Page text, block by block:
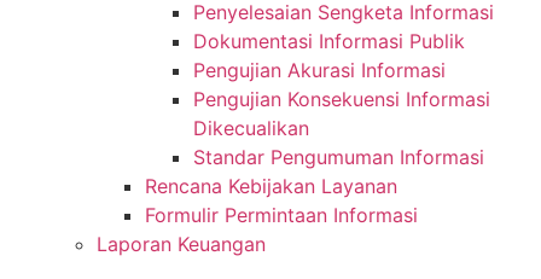
Penyelesaian Sengketa Informasi
Dokumentasi Informasi Publik
Pengujian Akurasi Informasi
Pengujian Konsekuensi Informasi
Dikecualikan
Standar Pengumuman Informasi
Rencana Kebijakan Layanan
Formulir Permintaan Informasi
Laporan Keuangan